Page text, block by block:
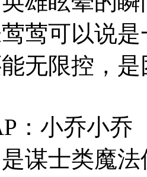
莺可以说
无限控，
：小乔小乔
谋士类魔